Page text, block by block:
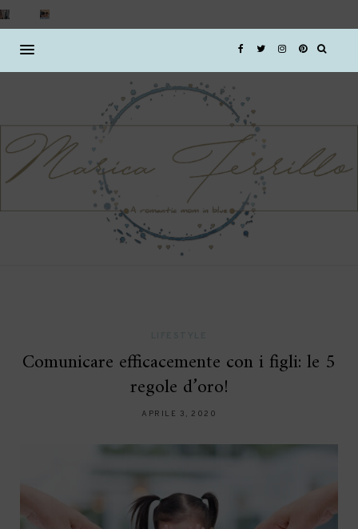
Comunicare efficacemente con i figli: le 5
regole d’oro!
APRILE 3, 2020